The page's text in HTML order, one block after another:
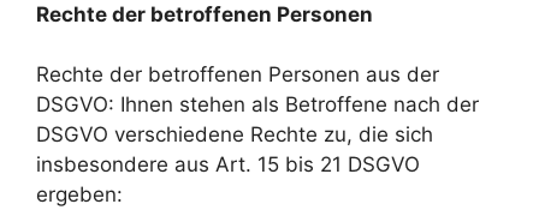
Rechte der betroffenen Personen
Rechte der betroffenen Personen aus der
DSGVO: Ihnen stehen als Betroffene nach der
DSGVO verschiedene Rechte zu, die sich
insbesondere aus Art. 15 bis 21 DSGVO
ergeben: